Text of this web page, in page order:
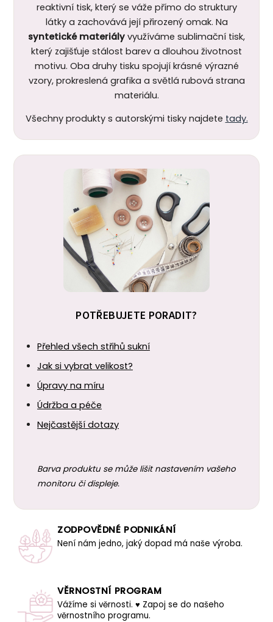
reaktivní tisk, který se váže přímo do struktury
látky a zachovává její přirozený omak. Na
syntetické materiály využíváme sublimační tisk,
který zajišťuje stálost barev a dlouhou životnost
motivu. Oba druhy tisku spojují krásné výrazné
vzory, prokreslená grafika a světlá rubová strana
materiálu.
Všechny produkty s autorskými tisky najdete tady.
POTŘEBUJETE PORADIT?
Přehled všech střihů sukní
Jak si vybrat velikost?
Úpravy na míru
Údržba a péče
Nejčastější dotazy
Barva produktu se může lišit nastavením vašeho
monitoru či displeje.
ZODPOVĚDNÉ PODNIKÁNÍ
Není nám jedno, jaký dopad má naše výroba.
VĚRNOSTNÍ PROGRAM
Vážíme si věrnosti. ♥ Zapoj se do našeho
věrnostního programu.